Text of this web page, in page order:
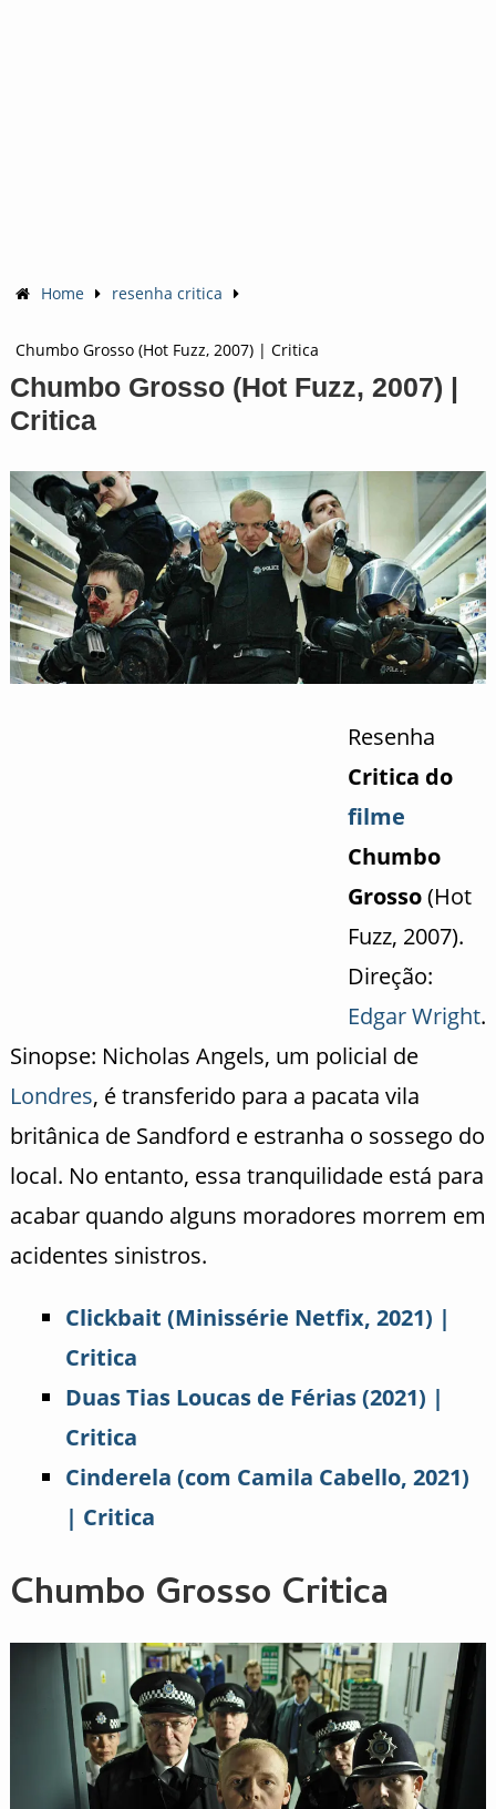
Home resenha critica
Chumbo Grosso (Hot Fuzz, 2007) | Critica
Chumbo Grosso (Hot Fuzz, 2007) |
Critica
Resenha
Critica do
filme
Chumbo
Grosso(Hot
Fuzz, 2007).
Direção:
Edgar Wright.
Sinopse: Nicholas Angels, um policial de
Londres, é transferido para a pacata vila
britânica de Sandford e estranha o sossego do
local. No entanto, essa tranquilidade está para
acabar quando alguns moradores morrem em
acidentes sinistros.
Clickbait (Minissérie Netfix, 2021) |
Critica
Duas Tias Loucas de Férias (2021) |
Critica
Cinderela (com Camila Cabello, 2021)
| Critica
Chumbo Grosso Critica